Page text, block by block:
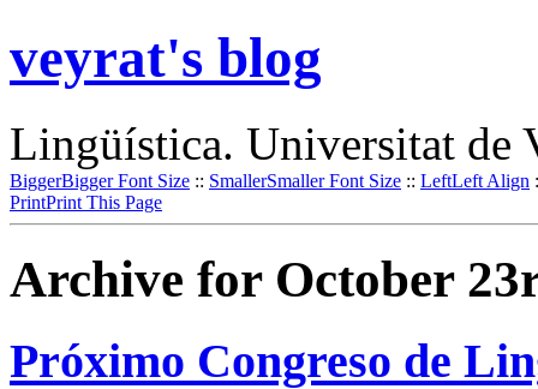
veyrat's blog
Lingüística. Universitat de
BiggerBigger Font Size :: SmallerSmaller Font Size :: LeftLeft Align
PrintPrint This Page
Archive for October
Próximo Congreso de